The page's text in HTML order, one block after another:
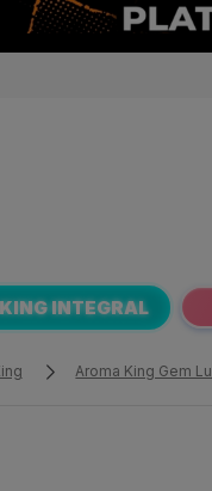
INTEGRAL
Aroma King Gem